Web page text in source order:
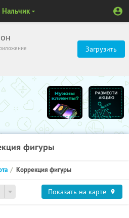
Загрузить
Нальчик
фигуры
Коррекция фигуры
Показать на карте